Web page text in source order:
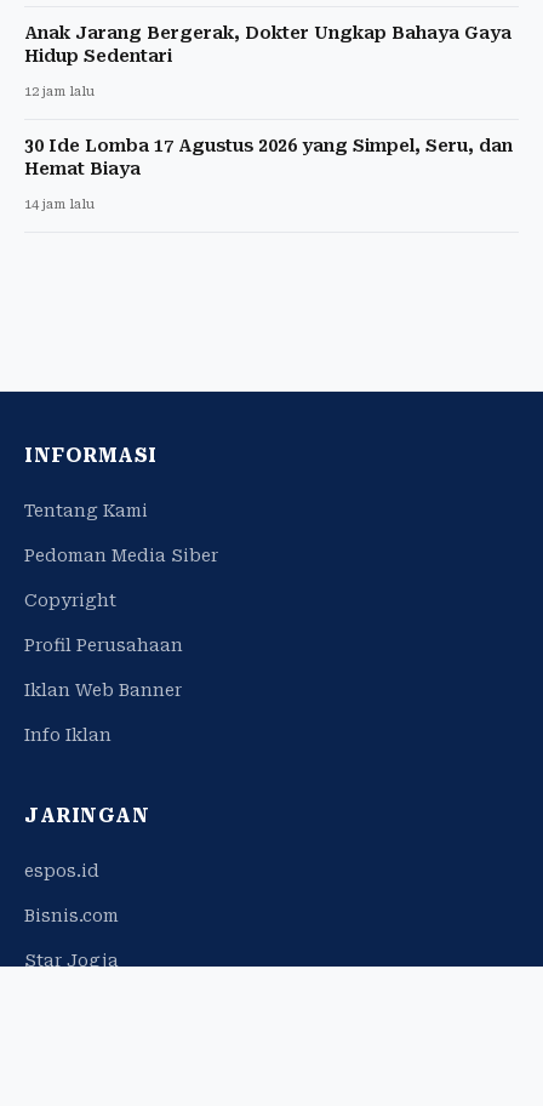
Anak Jarang Bergerak, Dokter Ungkap Bahaya Gaya
Hidup Sedentari
12 jam lalu
30 Ide Lomba 17 Agustus 2026 yang Simpel, Seru, dan
Hemat Biaya
14 jam lalu
INFORMASI
Tentang Kami
Pedoman Media Siber
Copyright
Profil Perusahaan
Iklan Web Banner
Info Iklan
JARINGAN
espos.id
Bisnis.com
Star Jogja